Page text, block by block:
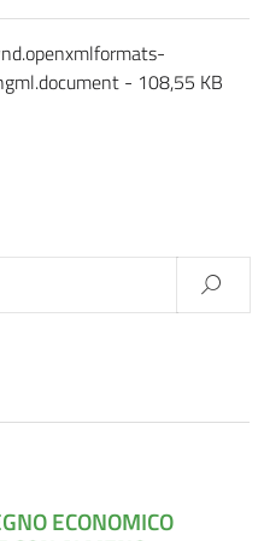
- 108,55 KB
ECONOMICO